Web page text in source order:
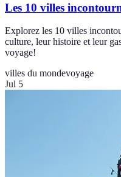
Les 10 villes
Explorez les 10 villes
culture, leur histoire et leur
voyage!
villes du mondevoyage
Jul 5